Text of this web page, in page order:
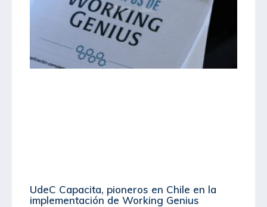
UdeC Capacita, pioneros en Chile en la
implementación de Working Genius